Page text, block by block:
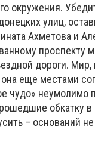
окружения.
улиц,
Ахметова и
проспекту
дороги. Мир,
еще местами
чудо» неумолимо
обкатку в
– оснований